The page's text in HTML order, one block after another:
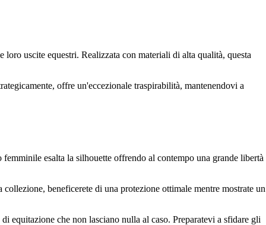
uscite equestri. Realizzata con materiali di alta qualità, questa
offre un'eccezionale traspirabilità, mantenendovi a
esalta la silhouette offrendo al contempo una grande libertà
beneficerete di una protezione ottimale mentre mostrate un
equitazione che non lasciano nulla al caso. Preparatevi a sfidare gli